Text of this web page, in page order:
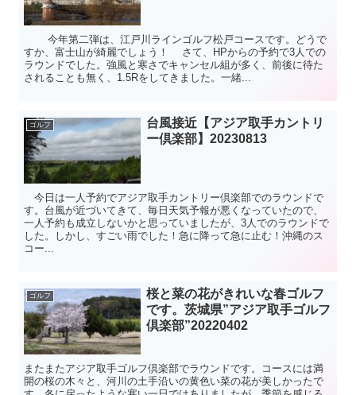
今年第二弾は、江戸川ラインゴルフ松戸コースです。どうで
すか、富士山が綺麗でしょう！ さて、HPからの予約で3人での
ラウンドでした。強風と寒さでキャンセル組が多く、前後に待た
されることも無く、1.5Rをしてきました。一緒...
ゴルフ
台風接近【アジア取手カントリ
ー倶楽部】20230813
今日は一人予約でアジア取手カントリー倶楽部でのラウンドで
す。台風が近づいてきて、毎日天気予報が悪くなっていたので、
一人予約も成立しないかと思っていましたが、3人でのラウンドで
した。しかし、すごい雨でした！急に降って急に止む！沖縄のス
コー...
ゴルフ
桜と菜の花がきれいな春ゴルフ
です。茨城県”アジア取手ゴルフ
倶楽部”20220402
またまたアジア取手ゴルフ倶楽部でラウンドです。コースには満
開の桜の木々と、河川の土手沿いの黄色い菜の花が美しかったで